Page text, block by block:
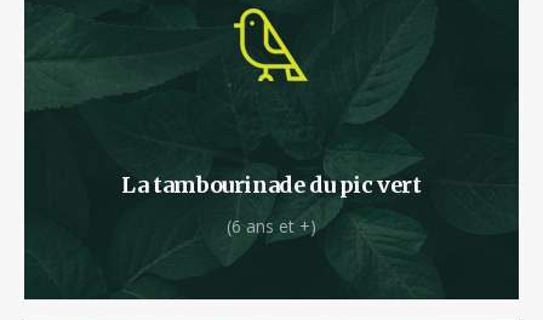
La tambourinade du pic vert
(6 ans et +)
Laissez vous porter par la douce mélodie du